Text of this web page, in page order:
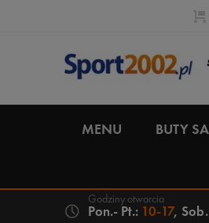
MENU BUTY
Pon.- Pt.: 10-17,